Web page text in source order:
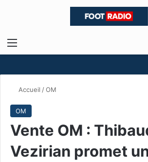
Menu
Accueil /OM
OM
Vente OM :
Vezirian promet